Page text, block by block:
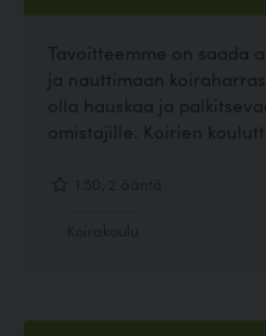
Tavoitteemme on saada
ja nauttimaan
olla hauskaa ja
omistajille. Koirien